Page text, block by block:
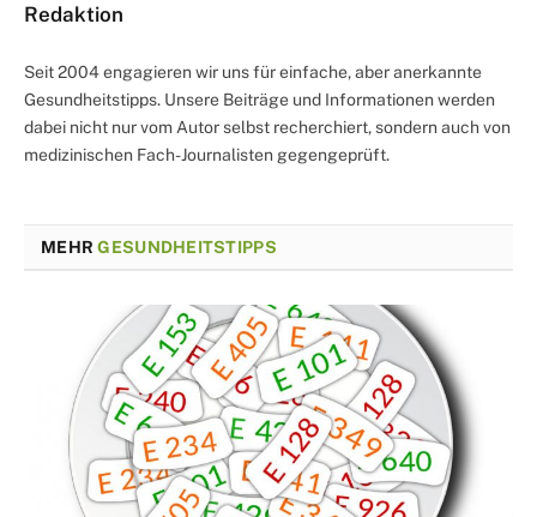
Redaktion
Seit 2004 engagieren wir uns für einfache, aber anerkannte
Gesundheitstipps. Unsere Beiträge und Informationen werden
dabei nicht nur vom Autor selbst recherchiert, sondern auch von
medizinischen Fach-Journalisten gegengeprüft.
MEHRGESUNDHEITSTIPPS